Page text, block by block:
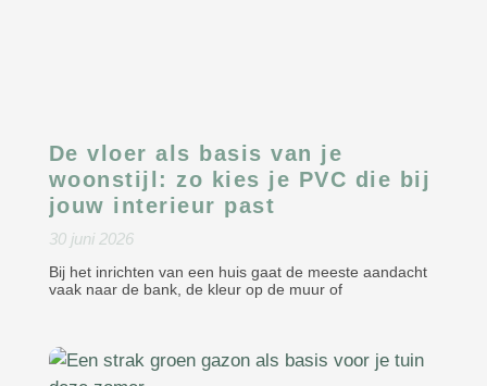
De vloer als basis van je
woonstijl: zo kies je PVC die bij
jouw interieur past
30 juni 2026
Bij het inrichten van een huis gaat de meeste aandacht
vaak naar de bank, de kleur op de muur of